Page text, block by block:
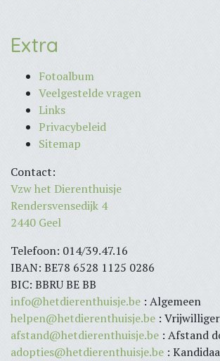
Extra
Fotoalbum
Veelgestelde vragen
Links
Privacybeleid
Sitemap
Contact:
Vzw het Dierenthuisje
Rendersvensedijk 4
2440 Geel
Telefoon: 014/39.47.16
IBAN: BE78 6528 1125 0286
BIC: BBRU BE BB
info@hetdierenthuisje.be : Algemeen
helpen@hetdierenthuisje.be :
afstand@hetdierenthuisje.be : Afstand
adopties@hetdierenthuisje.be :